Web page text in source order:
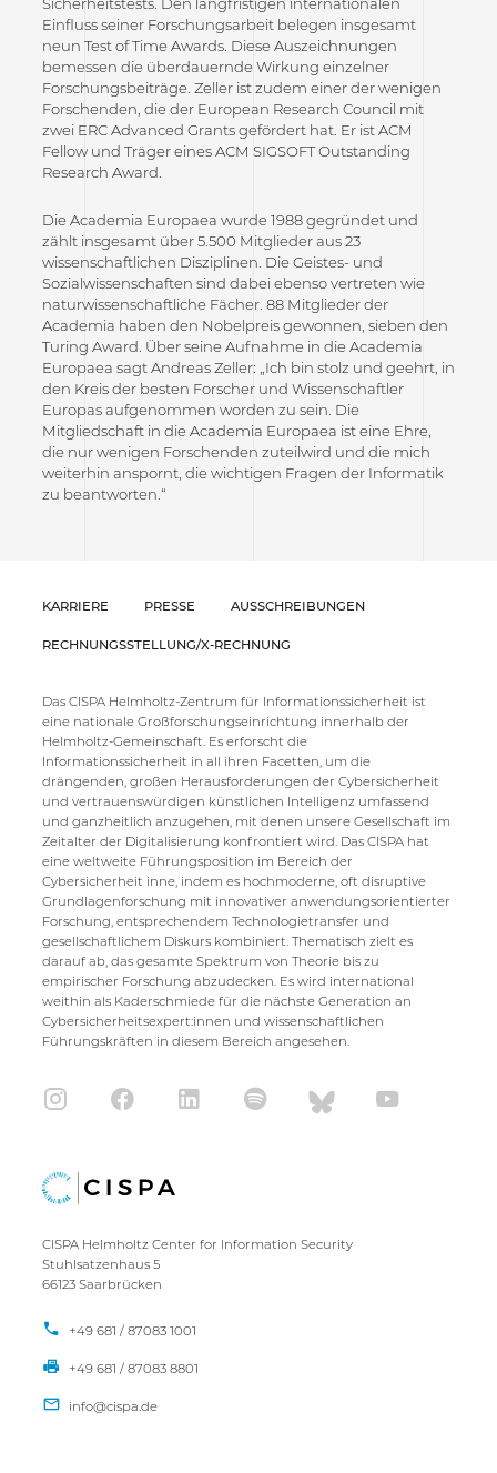
Einfluss seiner Forschungsarbeit belegen insgesamt
neun Test of Time Awards. Diese Auszeichnungen
bemessen die überdauernde Wirkung einzelner
Forschungsbeiträge. Zeller ist zudem einer der wenigen
Forschenden, die der European Research Council mit
zwei ERC Advanced Grants gefördert hat. Er ist ACM
Fellow und Träger eines ACM SIGSOFT Outstanding
Research Award.
Die Academia Europaea wurde 1988 gegründet und
zählt insgesamt über 5.500 Mitglieder aus 23
wissenschaftlichen Disziplinen. Die Geistes- und
Sozialwissenschaften sind dabei ebenso vertreten wie
naturwissenschaftliche Fächer. 88 Mitglieder der
Academia haben den Nobelpreis gewonnen, sieben den
Turing Award. Über seine Aufnahme in die Academia
Europaea sagt Andreas Zeller: „Ich bin stolz und geehrt, in
den Kreis der besten Forscher und Wissenschaftler
Europas aufgenommen worden zu sein. Die
Mitgliedschaft in die Academia Europaea ist eine Ehre,
die nur wenigen Forschenden zuteilwird und die mich
weiterhin anspornt, die wichtigen Fragen der Informatik
zu beantworten.“
KARRIERE PRESSE AUSSCHREIBUNGEN
RECHNUNGSSTELLUNG/X-RECHNUNG
Das CISPA Helmholtz-Zentrum für Informationssicherheit ist
eine nationale Großforschungseinrichtung innerhalb der
Helmholtz-Gemeinschaft. Es erforscht die
Informationssicherheit in all ihren Facetten, um die
drängenden, großen Herausforderungen der Cybersicherheit
und vertrauenswürdigen künstlichen Intelligenz umfassend
und ganzheitlich anzugehen, mit denen unsere Gesellschaft im
Zeitalter der Digitalisierung konfrontiert wird. Das CISPA hat
eine weltweite Führungsposition im Bereich der
Cybersicherheit inne, indem es hochmoderne, oft disruptive
Grundlagenforschung mit innovativer anwendungsorientierter
Forschung, entsprechendem Technologietransfer und
gesellschaftlichem Diskurs kombiniert. Thematisch zielt es
darauf ab, das gesamte Spektrum von Theorie bis zu
empirischer Forschung abzudecken. Es wird international
weithin als Kaderschmiede für die nächste Generation an
Cybersicherheitsexpert:innen und wissenschaftlichen
Führungskräften in diesem Bereich angesehen.
CISPA Helmholtz Center for Information Security
Stuhlsatzenhaus 5
66123 Saarbrücken
+49 681 / 87083 1001
+49 681 / 87083 8801